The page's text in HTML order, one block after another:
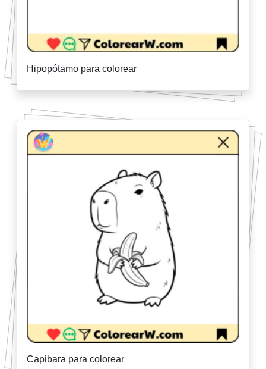
Hipopótamo para colorear
Capibara para colorear